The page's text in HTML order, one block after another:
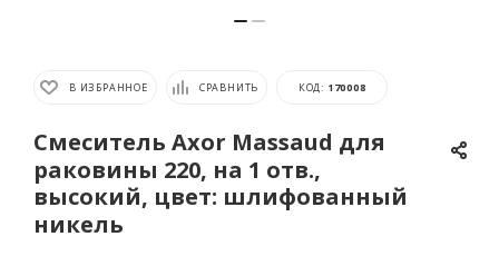
В ИЗБРАННОЕ СРАВНИТЬ КОД: 170008
Смеситель Axor Massaud для
раковины 220, на 1 отв.,
высокий, цвет: шлифованный
никель